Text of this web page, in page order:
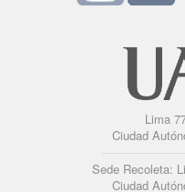
Lima
Ciudad
Sede Recoleta:
Ciudad